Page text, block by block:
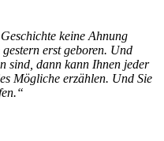
keine Ahnung
erst geboren. Und
sind, dann kann Ihnen jeder
Mögliche erzählen. Und Sie